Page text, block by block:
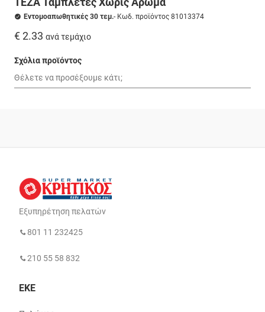
Εντομοαπωθητικές 30 τεμ.- Κωδ. προϊόντος 81013374
€ 2.33 ανά τεμάχιο
Σχόλια προϊόντος
Εξυπηρέτηση πελατών
801 11 232425
210 55 58 832
ΕΚΕ